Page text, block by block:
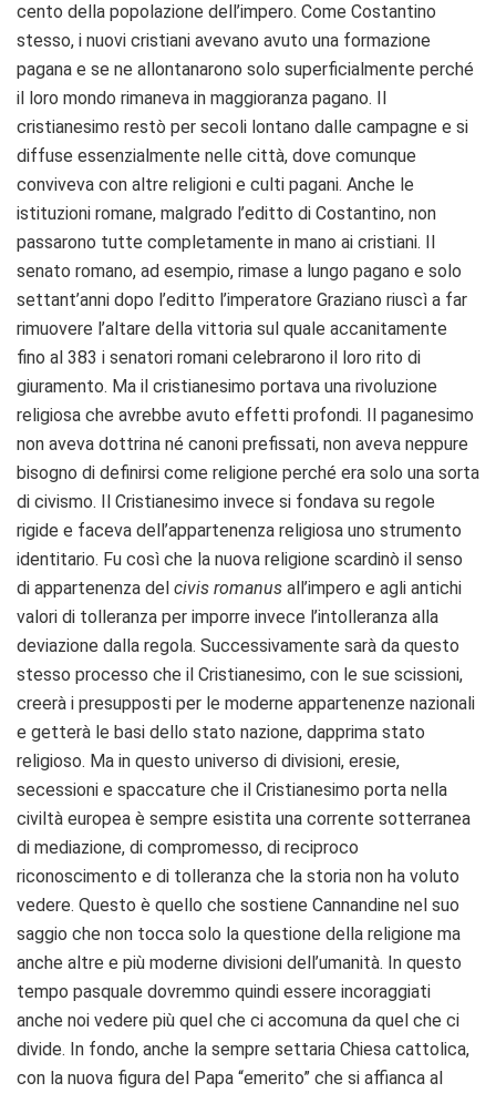
cento della popolazione dell’impero. Come Costantino
stesso, i nuovi cristiani avevano avuto una formazione
pagana e se ne allontanarono solo superficialmente perché
il loro mondo rimaneva in maggioranza pagano. Il
cristianesimo restò per secoli lontano dalle campagne e si
diffuse essenzialmente nelle città, dove comunque
conviveva con altre religioni e culti pagani. Anche le
istituzioni romane, malgrado l’editto di Costantino, non
passarono tutte completamente in mano ai cristiani. Il
senato romano, ad esempio, rimase a lungo pagano e solo
settant’anni dopo l’editto l’imperatore Graziano riuscì a far
rimuovere l’altare della vittoria sul quale accanitamente
fino al 383 i senatori romani celebrarono il loro rito di
giuramento. Ma il cristianesimo portava una rivoluzione
religiosa che avrebbe avuto effetti profondi. Il paganesimo
non aveva dottrina né canoni prefissati, non aveva neppure
bisogno di definirsi come religione perché era solo una sorta
di civismo. Il Cristianesimo invece si fondava su regole
rigide e faceva dell’appartenenza religiosa uno strumento
identitario. Fu così che la nuova religione scardinò il senso
di appartenenza del civis romanus all’impero e agli antichi
valori di tolleranza per imporre invece l’intolleranza alla
deviazione dalla regola. Successivamente sarà da questo
stesso processo che il Cristianesimo, con le sue scissioni,
creerà i presupposti per le moderne appartenenze nazionali
e getterà le basi dello stato nazione, dapprima stato
religioso. Ma in questo universo di divisioni, eresie,
secessioni e spaccature che il Cristianesimo porta nella
civiltà europea è sempre esistita una corrente sotterranea
di mediazione, di compromesso, di reciproco
riconoscimento e di tolleranza che la storia non ha voluto
vedere. Questo è quello che sostiene Cannandine nel suo
saggio che non tocca solo la questione della religione ma
anche altre e più moderne divisioni dell’umanità. In questo
tempo pasquale dovremmo quindi essere incoraggiati
anche noi vedere più quel che ci accomuna da quel che ci
divide. In fondo, anche la sempre settaria Chiesa cattolica,
con la nuova figura del Papa “emerito” che si affianca al